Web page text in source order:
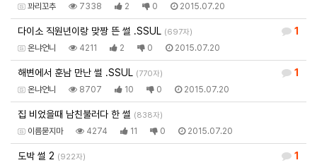
꽈리꼬추 7338 2 0 2015.07.20
1
다이소 직원년이랑 맞짱 뜬 썰 .SSUL (697자)
온냐언니 4211 2 0 2015.07.20
1
해변에서 훈남 만난 썰 .SSUL (770자)
온냐언니 8707 10 0 2015.07.20
집 비었을때 남친불러다 한 썰 (838자)
이름묻지마 4274 11 0 2015.07.20
1
도박 썰 2 (922자)